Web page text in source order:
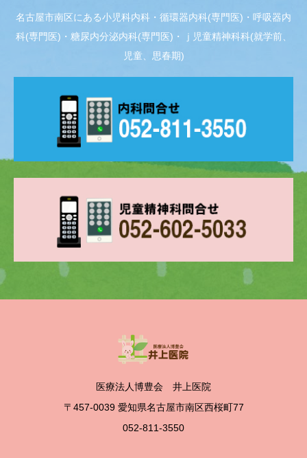
名古屋市南区にある小児科内科・循環器内科(専門医)・呼吸器内
科(専門医)・糖尿内分泌内科(専門医)・ｊ児童精神科科(就学前、
児童、思春期)
医療法人博豊会 井上医院
〒457-0039 愛知県名古屋市南区西桜町77
052-811-3550